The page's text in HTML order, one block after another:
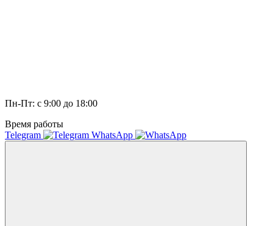
Пн-Пт: с 9:00 до 18:00
Время работы
Telegram
WhatsApp